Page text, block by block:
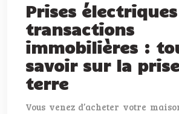
Prises
transactions
immobilières :
savoir sur la
terre
Vous venez d’acheter votre